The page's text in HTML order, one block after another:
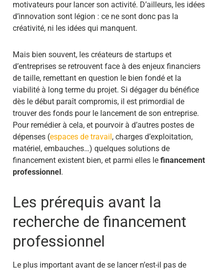
motivateurs pour lancer son activité. D’ailleurs, les idées
d’innovation sont légion : ce ne sont donc pas la
créativité, ni les idées qui manquent.
Mais bien souvent, les créateurs de startups et
d’entreprises se retrouvent face à des enjeux financiers
de taille, remettant en question le bien fondé et la
viabilité à long terme du projet. Si dégager du bénéfice
dès le début paraît compromis, il est primordial de
trouver des fonds pour le lancement de son entreprise.
Pour remédier à cela, et pourvoir à d’autres postes de
dépenses (espaces de travail, charges d’exploitation,
matériel, embauches…) quelques solutions de
financement existent bien, et parmi elles le financement
professionnel.
Les prérequis avant la
recherche de financement
professionnel
Le plus important avant de se lancer n’est-il pas de